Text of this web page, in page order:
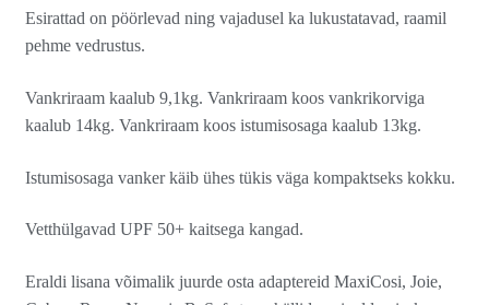
Esirattad on pöörlevad ning vajadusel ka lukustatavad, raamil
pehme vedrustus.
Vankriraam kaalub 9,1kg. Vankriraam koos vankrikorviga
kaalub 14kg. Vankriraam koos istumisosaga kaalub 13kg.
Istumisosaga vanker käib ühes tükis väga kompaktseks kokku.
Vetthülgavad UPF 50+ kaitsega kangad.
Eraldi lisana võimalik juurde osta adaptereid MaxiCosi, Joie,